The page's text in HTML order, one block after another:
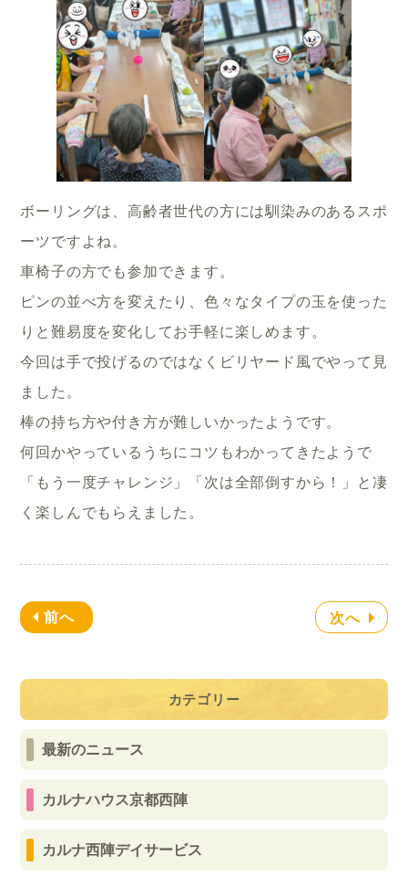
カテゴリー
最新のニュース
カルナハウス京都西陣
カルナ西陣デイサービス
ボーリングは、高齢者世代の方には馴染みのあるスポ
ーツですよね。
車椅子の方でも参加できます。
ピンの並べ方を変えたり、色々なタイプの玉を使った
りと難易度を変化してお手軽に楽しめます。
今回は手で投げるのではなくビリヤード風でやって見
ました。
棒の持ち方や付き方が難しいかったようです。
何回かやっているうちにコツもわかってきたようで
「もう一度チャレンジ」「次は全部倒すから！」と凄
く楽しんでもらえました。
前へ 次へ